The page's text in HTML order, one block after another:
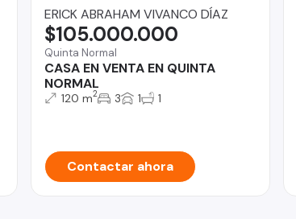
ERICK ABRAHAM VIVANCO DÍAZ
Quinta Normal
CASA EN VENTA EN QUINTA
NORMAL
$105.000.000
120 m2 3 1 1
Contactar ahora